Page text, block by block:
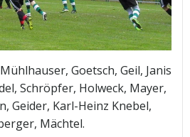
Goetsch, Geil, Janis
Schröpfer, Holweck, Mayer,
Geider, Karl-Heinz Knebel,
Mächtel.